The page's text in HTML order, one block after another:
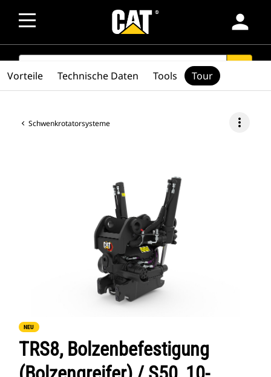
person
SEARCH
Schwenkrotatorsysteme more_vert
NEU
TRS8, Bolzenbefestigung
Vorteile Technische Daten Tools Tour